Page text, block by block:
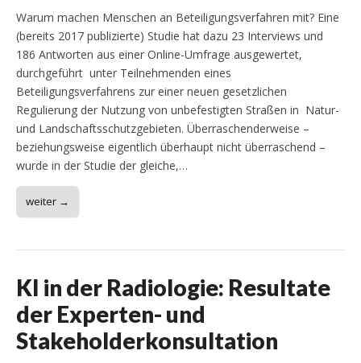
Warum machen Menschen an Beteiligungsverfahren mit? Eine
(bereits 2017 publizierte) Studie hat dazu 23 Interviews und
186 Antworten aus einer Online-Umfrage ausgewertet,
durchgeführt unter Teilnehmenden eines
Beteiligungsverfahrens zur einer neuen gesetzlichen
Regulierung der Nutzung von unbefestigten Straßen in Natur-
und Landschaftsschutzgebieten. Überraschenderweise –
beziehungsweise eigentlich überhaupt nicht überraschend –
wurde in der Studie der gleiche,…
weiter →
KI in der Radiologie: Resultate
der Experten- und
Stakeholderkonsultation